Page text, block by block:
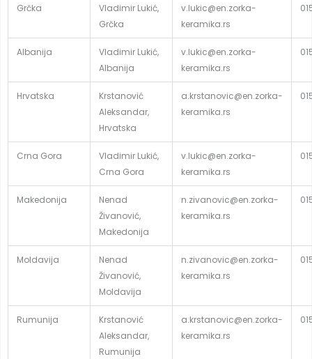
Grčka
Vladimir Lukić,
Grčka
v.lukic@en.zorka-
keramika.rs
Albanija
Vladimir Lukić,
Albanija
v.lukic@en.zorka-
keramika.rs
Hrvatska
Krstanović
Aleksandar,
Hrvatska
a.krstanovic@en.zorka-
keramika.rs
Crna Gora
Vladimir Lukić,
Crna Gora
v.lukic@en.zorka-
keramika.rs
Makedonija
Nenad
Živanović,
Makedonija
n.zivanovic@en.zorka-
keramika.rs
Moldavija
Nenad
Živanović,
Moldavija
n.zivanovic@en.zorka-
keramika.rs
Rumunija
Krstanović
Aleksandar,
Rumunija
a.krstanovic@en.zorka-
keramika.rs